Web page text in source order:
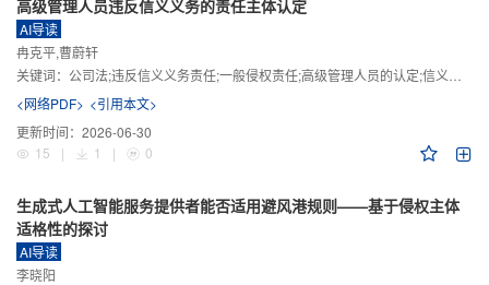
高级管理人员违反信义义务的责任主体认定
AI导读
冉克平,曹蔚轩
关键词： 公司法;违反信义义务责任;一般侵权责任;高级管理人员的认定;信义义务
<网络PDF> <引用本文>
更新时间： 2026-06-30
15
| 1 | 0
生成式人工智能服务提供者能否适用避风港规则——基于侵权主体
适格性的探讨
AI导读
李晓阳